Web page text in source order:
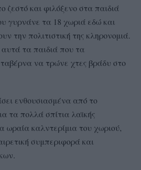
ζεστό και φιλόξενο στα παιδιά
γυρνάνε τα 18 χωριά εδώ και
την πολιτιστική της κληρονομιά.
τα παιδιά που τα
να τρώνε χτες βράδυ στο
ενθουσιασμένα από το
τα πολλά σπίτια λαϊκής
ωραία καλντερίμια του χωριού,
συμπεριφορά και